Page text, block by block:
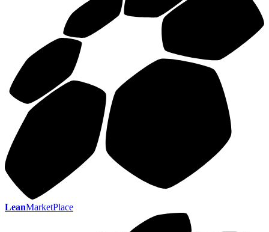
LeanMarketPlace